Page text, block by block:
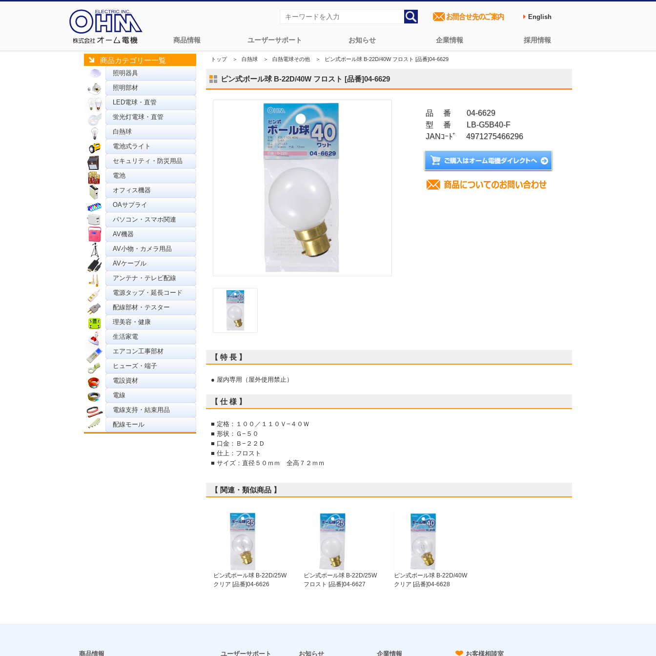
商品情報 ユーザーサポート お知らせ 企業情報 採用情報
English
商品カテゴリー一覧
照明器具
照明部材
LED電球・直管
蛍光灯電球・直管
白熱球
電池式ライト
セキュリティ・防災用品
電池
オフィス機器
OAサプライ
パソコン・スマホ関連
AV機器
AV小物・カメラ用品
AVケーブル
アンテナ・テレビ配線
電源タップ・延長コード
配線部材・テスター
理美容・健康
生活家電
エアコン工事部材
ヒューズ・端子
電設資材
電線
電線支持・結束用品
配線モール
トップ＞ 白熱球 ＞ 白熱電球その他 ＞ ピン式ボール球 B-22D/40W フロスト [品番]04-6629
ピン式ボール球 B-22D/40W フロスト [品番]04-6629
品 番 04-6629
型 番 LB-G5B40-F
JANｺｰﾄﾞ 4971275466296
【 特 長 】
● 屋内専用（屋外使用禁止）
【 仕 様 】
■ 定格：１００／１１０Ｖ−４０Ｗ
■ 形状：Ｇ−５０
■ 口金：Ｂ−２２Ｄ
■ 仕上：フロスト
■ サイズ：直径５０ｍｍ 全高７２ｍｍ
【 関連・類似商品 】
ピン式ボール球 B-22D/25W
クリア [品番]04-6626
ピン式ボール球 B-22D/25W
フロスト [品番]04-6627
ピン式ボール球 B-22D/40W
クリア [品番]04-6628
商品情報 ユーザーサポート お知らせ 企業情報 お客様相談室